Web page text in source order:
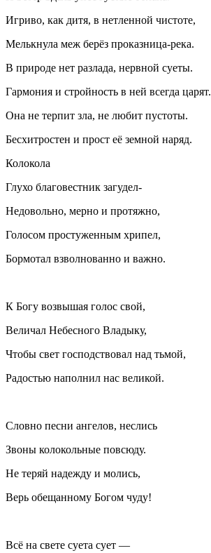
Игриво, как дитя, в нетленной чистоте,
Мелькнула меж берёз проказница-река.
В природе нет разлада, нервной суеты.
Гармония и стройность в ней всегда царят.
Она не терпит зла, не любит пустоты.
Бесхитростен и прост её земной наряд.
Колокола
Глухо благовестник загудел-
Недовольно, мерно и протяжно,
Голосом простуженным хрипел,
Бормотал взволнованно и важно.
К Богу возвышая голос свой,
Величал Небесного Владыку,
Чтобы свет господствовал над тьмой,
Радостью наполнил нас великой.
Словно песни ангелов, неслись
Звоны колокольные повсюду.
Не теряй надежду и молись,
Верь обещанному Богом чуду!
Всё на свете суета сует —